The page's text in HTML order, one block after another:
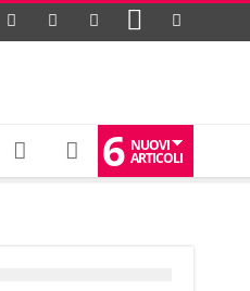
6 NUOVI
ARTICOLI